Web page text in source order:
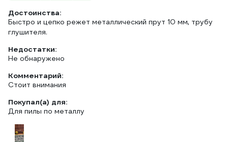
Достоинства:
Быстро и цепко режет металлический прут 10 мм, трубу
глушителя.
Недостатки:
Не обнаружено
Комментарий:
Стоит внимания
Покупал(а) для:
Для пилы по металлу